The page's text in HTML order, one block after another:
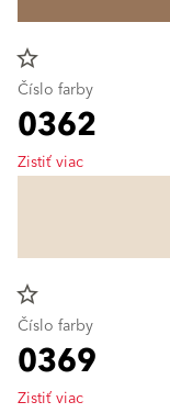
star_border
Číslo farby
0362
Zistiť viac
star_border
Číslo farby
0369
Zistiť viac